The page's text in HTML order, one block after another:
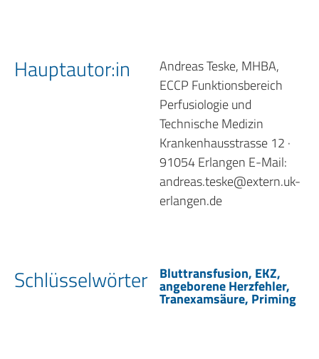
Hauptautor:in
Andreas Teske, MHBA,
ECCP Funktionsbereich
Perfusiologie und
Technische Medizin
Krankenhausstrasse 12 ·
91054 Erlangen E-Mail:
andreas.teske@extern.uk-
erlangen.de
Schlüssel­wörter Bluttransfusion, EKZ,
angeborene Herzfehler,
Tranexamsäure, Priming